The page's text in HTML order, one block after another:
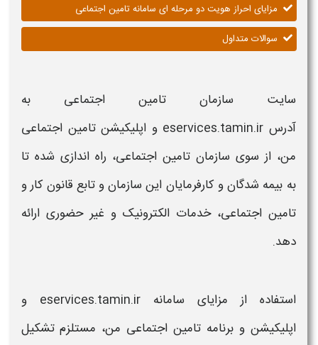
مزایای احراز هویت دو مرحله ای سامانه تامین اجتماعی
سوالات متداول
سایت سازمان تامین اجتماعی به
آدرس eservices.tamin.ir و اپلیکیشن
تامین اجتماعی
من، از سوی سازمان تامین اجتماعی، راه اندازی شده تا
به بیمه شدگان و کارفرمایان این سازمان و تابع قانون کار و
تامین اجتماعی،خدمات الکترونیک و غیر حضوری ارائه
دهد.
استفاده از مزایای سامانه
eservices.tamin.ir و
اپلیکیشن و برنامه تامین اجتماعی من، مستلزم تشکیل